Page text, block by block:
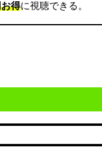
得に視聴できる。